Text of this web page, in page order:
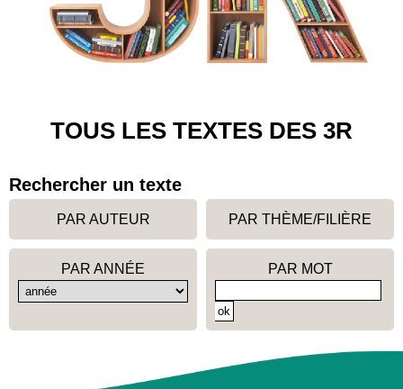
TOUS LES TEXTES DES 3R
Rechercher un texte
PAR AUTEUR PAR THÈME/FILIÈRE
PAR ANNÉE PAR MOT